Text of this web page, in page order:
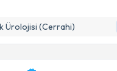
Ürolojisi (Cerrahi)